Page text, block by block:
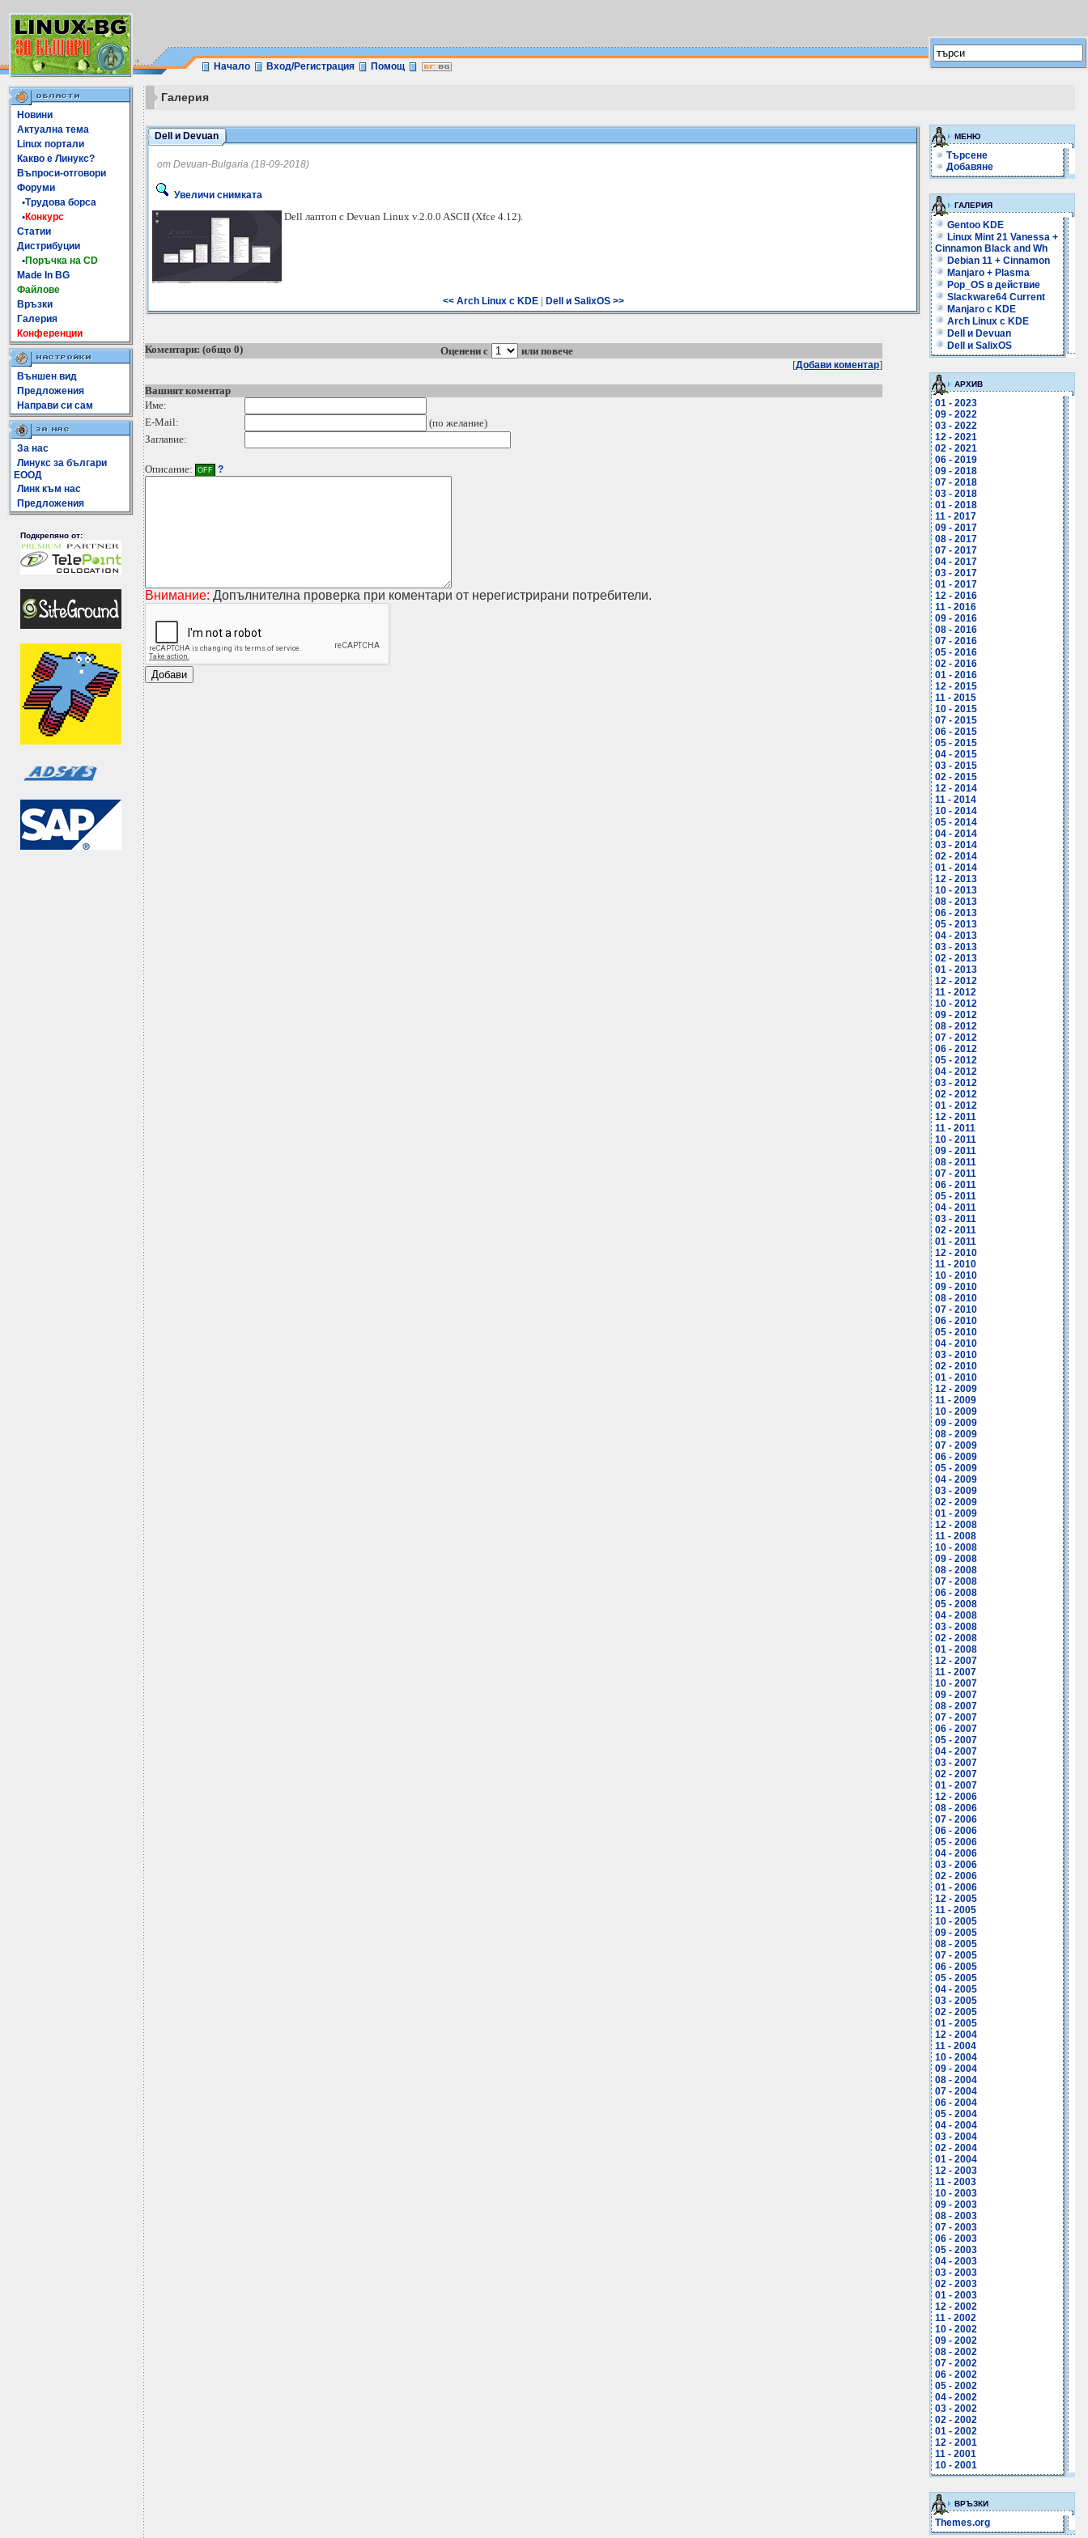
Начало Вход/Регистрация Помощ
Новини
Актуална тема
Linux портали
Какво е Линукс?
Въпроси-отговори
Форуми
•Трудова борса
•Конкурс
Статии
Дистрибуции
•Поръчка на CD
Made In BG
Файлове
Връзки
Галерия
Конференции
Външен вид
Предложения
Направи си сам
За нас
Линукс за българи
ЕООД
Линк към нас
Предложения
Подкрепяно от:
Галерия
Dell и Devuan
от Devuan-Bulgaria (18-09-2018)
Увеличи снимката
Dell лаптоп с Devuan Linux v.2.0.0 ASCII (Xfce 4.12).
<< Arch Linux с KDE| Dell и SalixOS >>
Коментари: (общо 0) Оценени с
или повече
[Добави коментар]
Вашият коментар
Име:
E-Mail:
(по желание)
Заглавие:
Описание: OFF ?
Внимание: Допълнителна проверка при коментари от нерегистрирани потребители.
МЕНЮ
Търсене
Добавяне
ГАЛЕРИЯ
Gentoo KDE
Linux Mint 21 Vanessa +
Cinnamon Black and Wh
Debian 11 + Cinnamon
Manjaro + Plasma
Pop_OS в действие
Slackware64 Current
Manjaro с KDE
Arch Linux с KDE
Dell и Devuan
Dell и SalixOS
АРХИВ
01 - 2023
09 - 2022
03 - 2022
12 - 2021
02 - 2021
06 - 2019
09 - 2018
07 - 2018
03 - 2018
01 - 2018
11 - 2017
09 - 2017
08 - 2017
07 - 2017
04 - 2017
03 - 2017
01 - 2017
12 - 2016
11 - 2016
09 - 2016
08 - 2016
07 - 2016
05 - 2016
02 - 2016
01 - 2016
12 - 2015
11 - 2015
10 - 2015
07 - 2015
06 - 2015
05 - 2015
04 - 2015
03 - 2015
02 - 2015
12 - 2014
11 - 2014
10 - 2014
05 - 2014
04 - 2014
03 - 2014
02 - 2014
01 - 2014
12 - 2013
10 - 2013
08 - 2013
06 - 2013
05 - 2013
04 - 2013
03 - 2013
02 - 2013
01 - 2013
12 - 2012
11 - 2012
10 - 2012
09 - 2012
08 - 2012
07 - 2012
06 - 2012
05 - 2012
04 - 2012
03 - 2012
02 - 2012
01 - 2012
12 - 2011
11 - 2011
10 - 2011
09 - 2011
08 - 2011
07 - 2011
06 - 2011
05 - 2011
04 - 2011
03 - 2011
02 - 2011
01 - 2011
12 - 2010
11 - 2010
10 - 2010
09 - 2010
08 - 2010
07 - 2010
06 - 2010
05 - 2010
04 - 2010
03 - 2010
02 - 2010
01 - 2010
12 - 2009
11 - 2009
10 - 2009
09 - 2009
08 - 2009
07 - 2009
06 - 2009
05 - 2009
04 - 2009
03 - 2009
02 - 2009
01 - 2009
12 - 2008
11 - 2008
10 - 2008
09 - 2008
08 - 2008
07 - 2008
06 - 2008
05 - 2008
04 - 2008
03 - 2008
02 - 2008
01 - 2008
12 - 2007
11 - 2007
10 - 2007
09 - 2007
08 - 2007
07 - 2007
06 - 2007
05 - 2007
04 - 2007
03 - 2007
02 - 2007
01 - 2007
12 - 2006
08 - 2006
07 - 2006
06 - 2006
05 - 2006
04 - 2006
03 - 2006
02 - 2006
01 - 2006
12 - 2005
11 - 2005
10 - 2005
09 - 2005
08 - 2005
07 - 2005
06 - 2005
05 - 2005
04 - 2005
03 - 2005
02 - 2005
01 - 2005
12 - 2004
11 - 2004
10 - 2004
09 - 2004
08 - 2004
07 - 2004
06 - 2004
05 - 2004
04 - 2004
03 - 2004
02 - 2004
01 - 2004
12 - 2003
11 - 2003
10 - 2003
09 - 2003
08 - 2003
07 - 2003
06 - 2003
05 - 2003
04 - 2003
03 - 2003
02 - 2003
01 - 2003
12 - 2002
11 - 2002
10 - 2002
09 - 2002
08 - 2002
07 - 2002
06 - 2002
05 - 2002
04 - 2002
03 - 2002
02 - 2002
01 - 2002
12 - 2001
11 - 2001
10 - 2001
ВРЪЗКИ
Themes.org